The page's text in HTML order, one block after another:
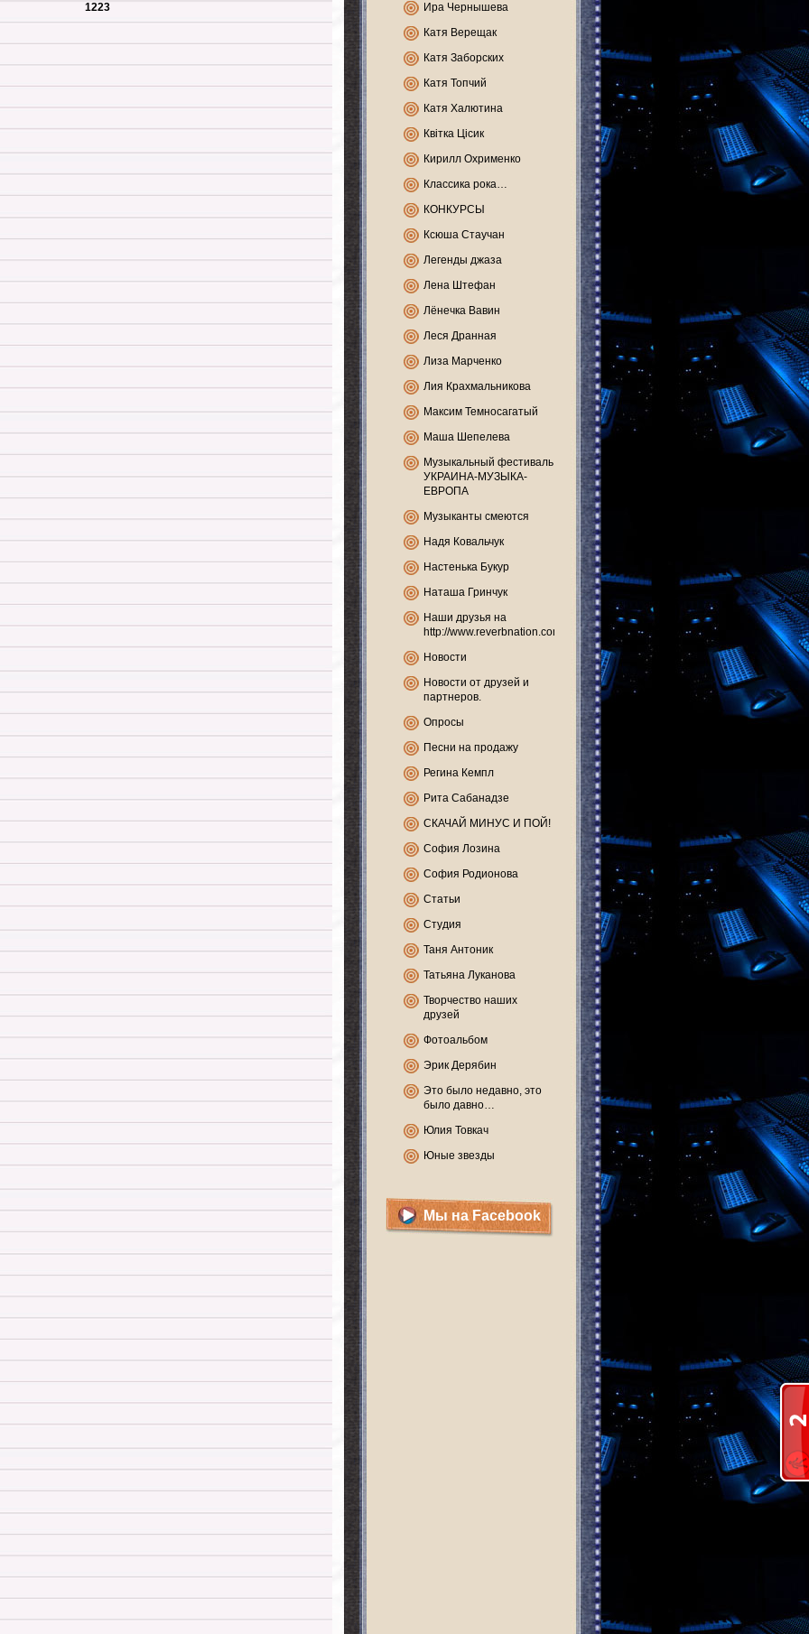
1223
Ира Чернышева
Катя Верещак
Катя Заборских
Катя Топчий
Катя Халютина
Квітка Цісик
Кирилл Охрименко
Классика рока…
КОНКУРСЫ
Ксюша Стаучан
Легенды джаза
Лена Штефан
Лёнечка Вавин
Леся Дранная
Лиза Марченко
Лия Крахмальникова
Максим Темносагатый
Маша Шепелева
Музыкальный фестиваль
УКРАИНА-МУЗЫКА-
ЕВРОПА
Музыканты смеются
Надя Ковальчук
Настенька Букур
Наташа Гринчук
Наши друзья на
http://www.reverbnation.com
Новости
Новости от друзей и
партнеров.
Опросы
Песни на продажу
Регина Кемпл
Рита Сабанадзе
СКАЧАЙ МИНУС И ПОЙ!
София Лозина
София Родионова
Статьи
Студия
Таня Антоник
Татьяна Луканова
Творчество наших
друзей
Фотоальбом
Эрик Дерябин
Это было недавно, это
было давно…
Юлия Товкач
Юные звезды
Мы на Facebook